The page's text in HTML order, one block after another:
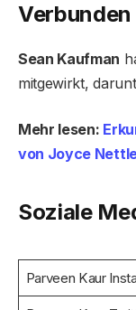
Sean Kaufman
mitgewirkt,
Mehr lesen:
von Joyce
Soziale
Parveen Kaur